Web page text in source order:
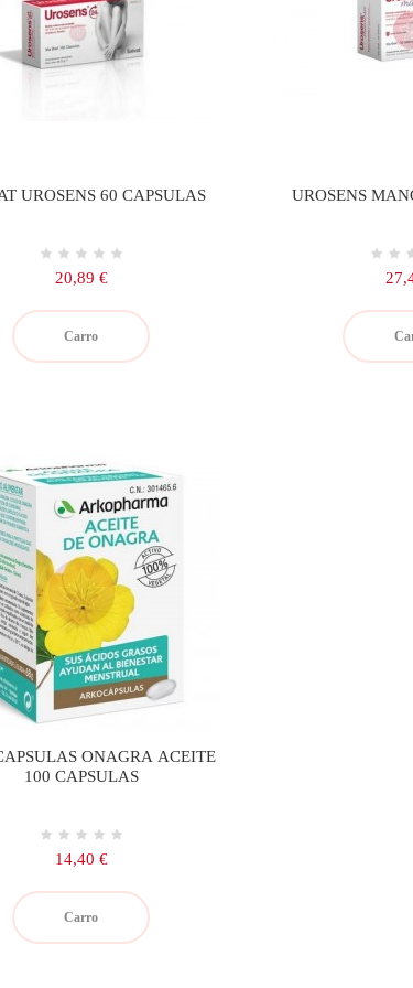
UROSENS 60 CAPSULAS
Precio
20,89 €
Carro
UROSENS
ONAGRA ACEITE
100 CAPSULAS
Precio
14,40 €
Carro